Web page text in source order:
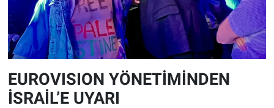
EUROVISION YÖNETİMİNDEN
İSRAİL’E UYARI